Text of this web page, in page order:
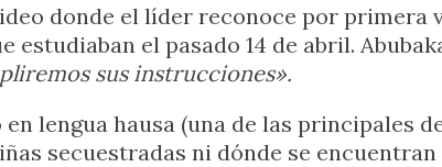
donde el líder reconoce por primera
estudiaban el pasado 14 de abril.
sus instrucciones».
lengua hausa (una de las principales
secuestradas ni dónde se